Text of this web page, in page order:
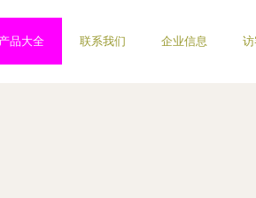
品大全 联系我们 企业信息